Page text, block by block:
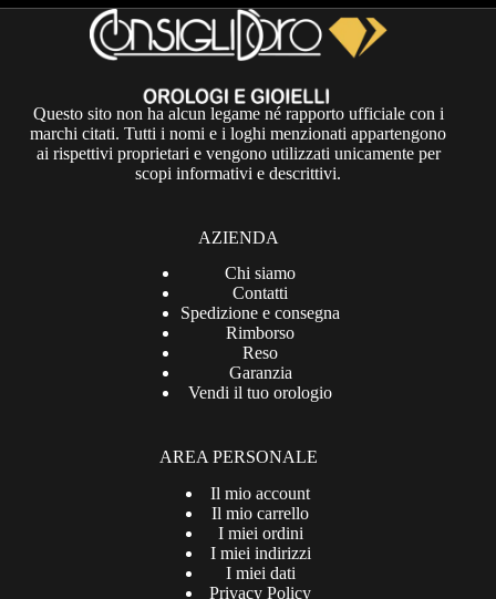
Questo sito non ha alcun legame né rapporto ufficiale con i
marchi citati. Tutti i nomi e i loghi menzionati appartengono
ai rispettivi proprietari e vengono utilizzati unicamente per
scopi informativi e descrittivi.
AZIENDA
Chi siamo
Contatti
Spedizione e consegna
Rimborso
Reso
Garanzia
Vendi il tuo orologio
AREA PERSONALE
Il mio account
Il mio carrello
I miei ordini
I miei indirizzi
I miei dati
Privacy Policy